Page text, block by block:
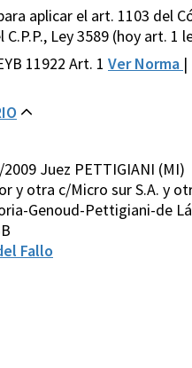
aplicar el art. 1103 del
C.P.P., Ley 3589 (hoy art. 1
11922 Art. 1 Ver Norma |
2009 Juez PETTIGIANI (MI)
y otra c/Micro sur S.A. y
Genoud-Pettigiani-de
Fallo